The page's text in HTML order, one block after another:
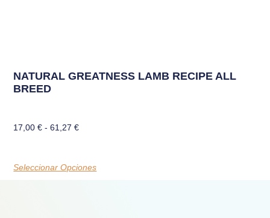
NATURAL GREATNESS LAMB RECIPE ALL
BREED
17,00€ - 61,27€
Seleccionar Opciones